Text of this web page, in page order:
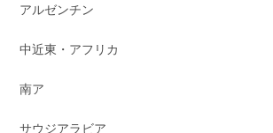
アルゼンチン
中近東・アフリカ
南ア
サウジアラビア